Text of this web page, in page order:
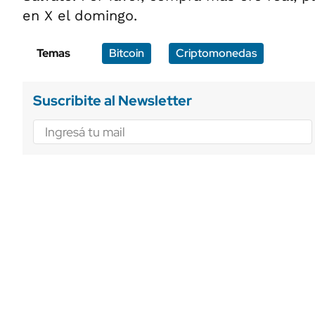
en X el domingo.
Temas Bitcoin Criptomonedas
Suscribite al Newsletter